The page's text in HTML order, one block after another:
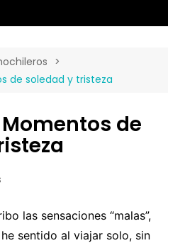
de soledad y tristeza
de
las sensaciones “malas”,
sentido al viajar solo, sin